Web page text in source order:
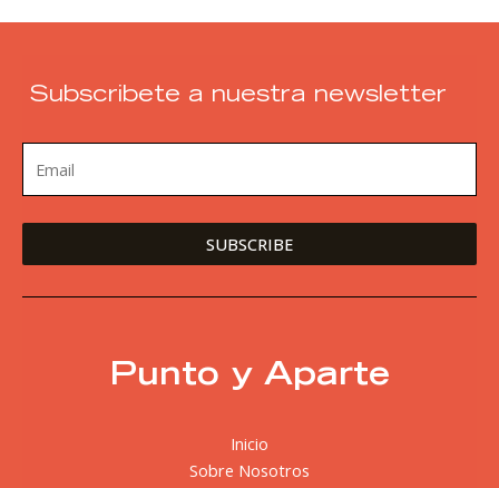
Subscribete a nuestra newsletter
Punto y Aparte
Inicio
Sobre Nosotros